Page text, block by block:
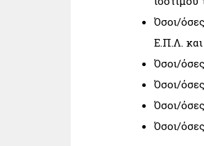
Όσοι/
Ε.Π.Λ.
Όσοι/
Όσοι/
Όσοι/
Όσοι/